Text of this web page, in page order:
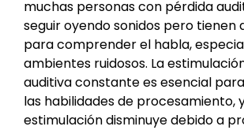
muchas personas con pérdida
seguir oyendo sonidos pero tienen
para comprender el habla,
ambientes ruidosos. La
auditiva constante es esencial
las habilidades de procesamiento,
estimulación disminuye debido a